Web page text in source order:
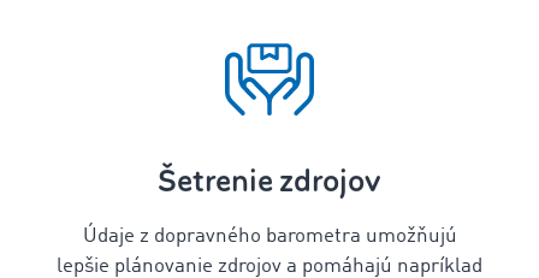
Šetrenie zdrojov
Údaje z dopravného barometra umožňujú
lepšie plánovanie zdrojov a pomáhajú napríklad